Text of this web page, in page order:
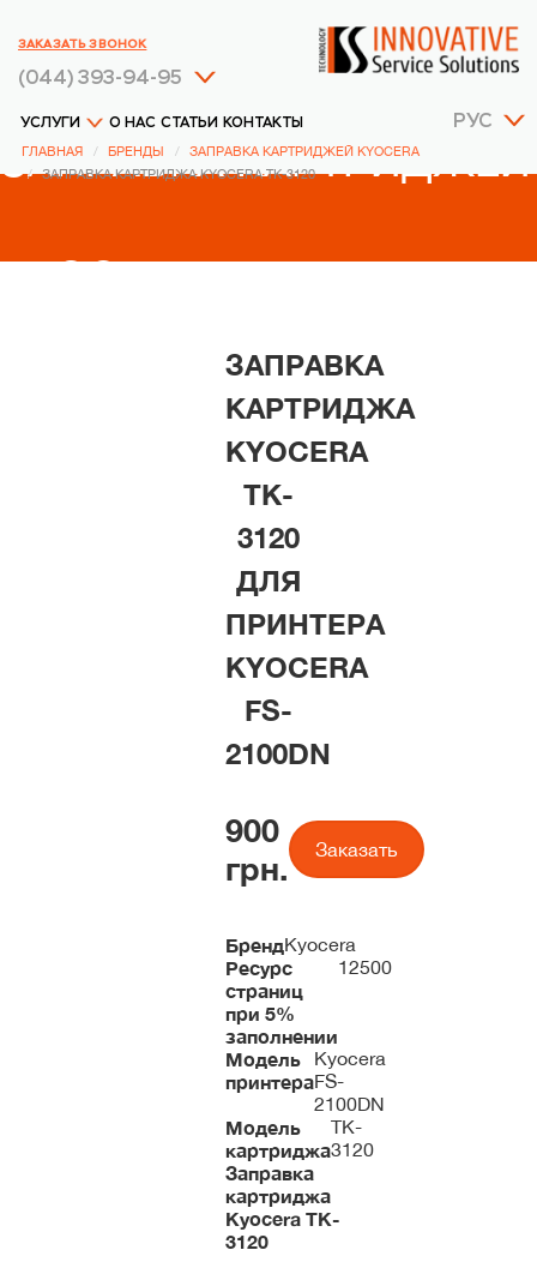
РУС
УСЛУГИ О НАС СТАТЬИ КОНТАКТЫ
(044) 393-94-95
ЗАКАЗАТЬ ЗВОНОК
ГЛАВНАЯ БРЕНДЫ
ЗАПРАВКА КАРТРИДЖЕЙ KYOCERA
ЗАПРАВКА КАРТРИДЖА KYOCERA TK-3120
ЗАПРАВКА КАРТРИДЖЕЙ
KYOCERA
ЗАПРАВКА
КАРТРИДЖА
KYOCERA
TK-
3120
ДЛЯ
ПРИНТЕРА
KYOCERA
FS-
2100DN
900
грн.
Заказать
БрендKyocera
Ресурс
страниц
при 5%
заполнении
12500
Модель
принтера
Kyocera
FS-
2100DN
Модель
картриджа
TK-
3120
Заправка
картриджа
Kyocera TK-
3120